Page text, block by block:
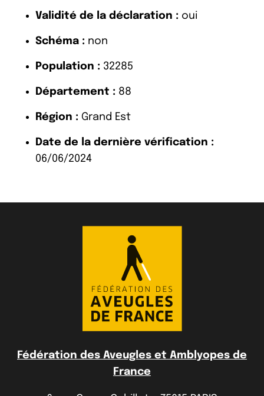
Validité de la déclaration : oui
Schéma : non
Population : 32285
Département : 88
Région : Grand Est
Date de la dernière vérification :
06/06/2024
Fédération des Aveugles et Amblyopes de
France